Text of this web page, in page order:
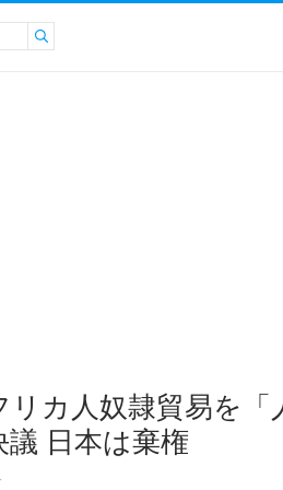
リカ人奴隷貿易を「
議 日本は棄権